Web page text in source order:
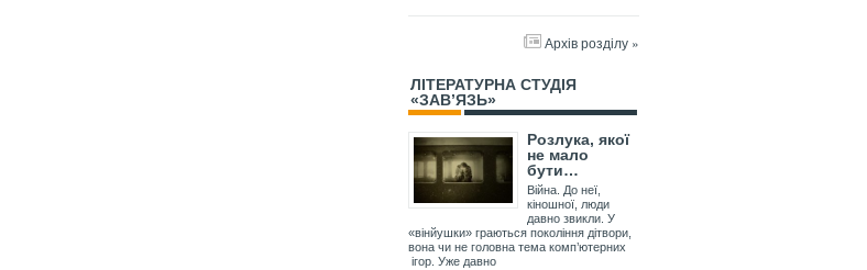
Архів розділу »
ЛІТЕРАТУРНА СТУДІЯ
«ЗАВ’ЯЗЬ»
Розлука, якої
не мало
бути…
Війна. До неї,
кіношної, люди
давно звикли. У
«вінйушки» граються покоління дітвори,
вона чи не головна тема комп’ютерних
ігор. Уже давно